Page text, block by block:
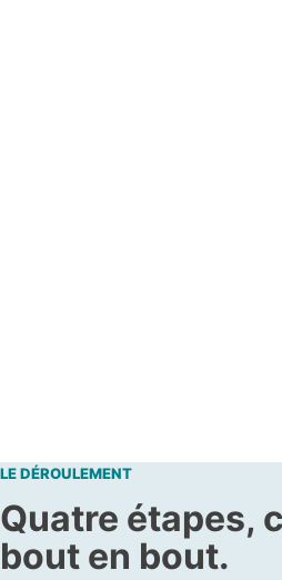
LE DÉROULEMENT
Quatre étapes,
bout en bout.